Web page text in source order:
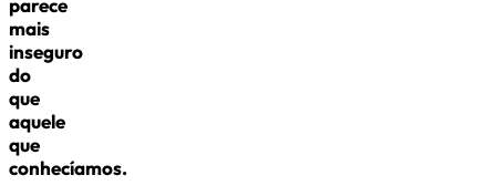
parece
mais
inseguro
do
que
aquele
que
conhecíamos.